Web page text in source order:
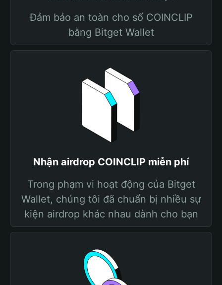
Đảm bảo an toàn cho số COINCLIP
bằng Bitget Wallet
Nhận airdrop COINCLIP miễn phí
Trong phạm vi hoạt động của Bitget
Wallet, chúng tôi đã chuẩn bị nhiều sự
kiện airdrop khác nhau dành cho bạn